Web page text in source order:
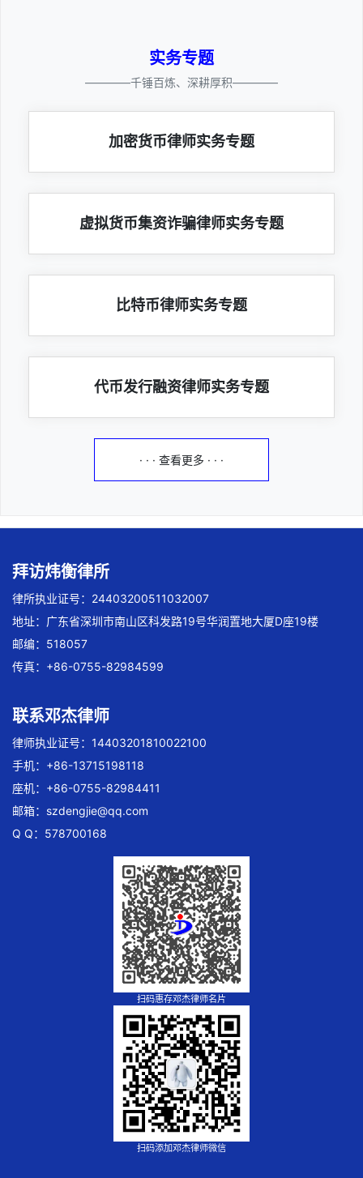
实务专题
————千锤百炼、深耕厚积————
加密货币律师实务专题
虚拟货币集资诈骗律师实务专题
比特币律师实务专题
代币发行融资律师实务专题
· · · 查看更多 · · ·
拜访炜衡律所
律所执业证号：24403200511032007
地址：广东省深圳市南山区科发路19号华润置地大厦D座19楼
邮编：518057
传真：+86-0755-82984599
联系邓杰律师
律师执业证号：14403201810022100
手机：+86-13715198118
座机：+86-0755-82984411
邮箱： szdengjie@qq.com
Q Q：578700168
扫码惠存邓杰律师名片
扫码添加邓杰律师微信